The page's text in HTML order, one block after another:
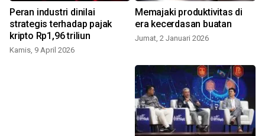
Peran industri dinilai
strategis terhadap pajak
kripto Rp1,96 triliun
Kamis, 9 April 2026
Memajaki produktivitas di
era kecerdasan buatan
Jumat, 2 Januari 2026